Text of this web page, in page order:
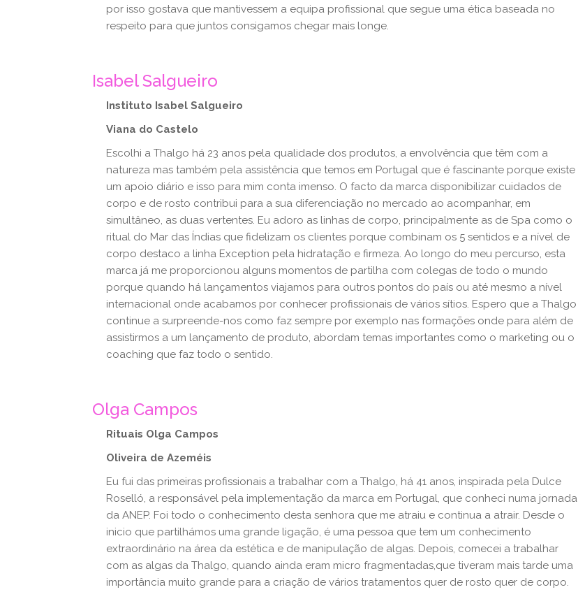
por isso gostava que mantivessem a equipa profissional que segue uma ética baseada no
respeito para que juntos consigamos chegar mais longe.
Isabel Salgueiro
Instituto Isabel Salgueiro
Viana do Castelo
Escolhi a Thalgo há 23 anos pela qualidade dos produtos, a envolvência que têm com a
natureza mas também pela assistência que temos em Portugal que é fascinante porque existe
um apoio diário e isso para mim conta imenso. O facto da marca disponibilizar cuidados de
corpo e de rosto contribui para a sua diferenciação no mercado ao acompanhar, em
simultâneo, as duas vertentes. Eu adoro as linhas de corpo, principalmente as de Spa como o
ritual do Mar das Índias que fidelizam os clientes porque combinam os 5 sentidos e a nível de
corpo destaco a linha Exception pela hidratação e firmeza. Ao longo do meu percurso, esta
marca já me proporcionou alguns momentos de partilha com colegas de todo o mundo
porque quando há lançamentos viajamos para outros pontos do país ou até mesmo a nível
internacional onde acabamos por conhecer profissionais de vários sítios. Espero que a Thalgo
continue a surpreende-nos como faz sempre por exemplo nas formações onde para além de
assistirmos a um lançamento de produto, abordam temas importantes como o marketing ou o
coaching que faz todo o sentido.
Olga Campos
Rituais Olga Campos
Oliveira de Azeméis
Eu fui das primeiras profissionais a trabalhar com a Thalgo, há 41 anos, inspirada pela Dulce
Roselló, a responsável pela implementação da marca em Portugal, que conheci numa jornada
da ANEP. Foi todo o conhecimento desta senhora que me atraiu e continua a atrair. Desde o
inicio que partilhámos uma grande ligação, é uma pessoa que tem um conhecimento
extraordinário na área da estética e de manipulação de algas. Depois, comecei a trabalhar
com as algas da Thalgo, quando ainda eram micro fragmentadas,que tiveram mais tarde uma
importância muito grande para a criação de vários tratamentos quer de rosto quer de corpo.